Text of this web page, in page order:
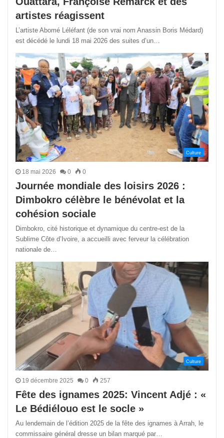
artistes réagissent
L’artiste Abomé Léléfant (de son vrai nom Anassin Boris Médard)
est décédé le lundi 18 mai 2026 des suites d’un…
Culture
18 mai 2026 0 0
Journée mondiale des loisirs 2026 :
Dimbokro célèbre le bénévolat et la
cohésion sociale
Dimbokro, cité historique et dynamique du centre-est de la
Sublime Côte d’Ivoire, a accueilli avec ferveur la célébration
nationale de…
Culture
19 décembre 2025 0 257
Fête des ignames 2025: Vincent Adjé : «
Le Bédiélouo est le socle »
Au lendemain de l’édition 2025 de la fête des ignames à Arrah, le
commissaire général dresse un bilan marqué par…